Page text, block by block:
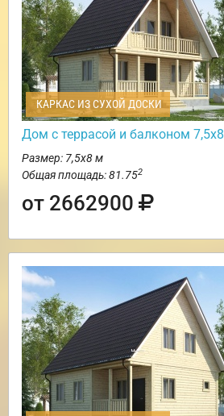
КАРКАС ИЗ СУХОЙ ДОСКИ
Дом с террасой и балконом 7,5х8
Размер: 7,5х8 м
Общая площадь: 81.752
от 2662900